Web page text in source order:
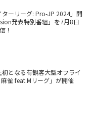
ターリーグ: Pro-JP 2024」開
発表特別番組」を7月8日
！
となる有観客大型オフライ
雀 feat.Mリーグ」が開催